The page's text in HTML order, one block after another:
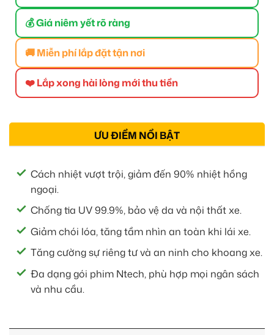
💰 Giá niêm yết rõ ràng
🚚 Miễn phí lắp đặt tận nơi
❤️ Lắp xong hài lòng mới thu tiền
ƯU ĐIỂM NỔI BẬT
Cách nhiệt vượt trội, giảm đến 90% nhiệt hồng
ngoại.
Chống tia UV 99.9%, bảo vệ da và nội thất xe.
Giảm chói lóa, tăng tầm nhìn an toàn khi lái xe.
Tăng cường sự riêng tư và an ninh cho khoang xe.
Đa dạng gói phim Ntech, phù hợp mọi ngân sách
và nhu cầu.